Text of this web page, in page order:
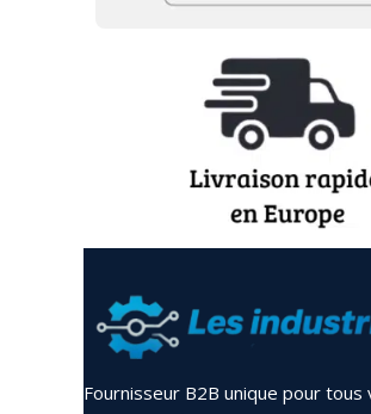
Fournisseur B2B unique pour tous